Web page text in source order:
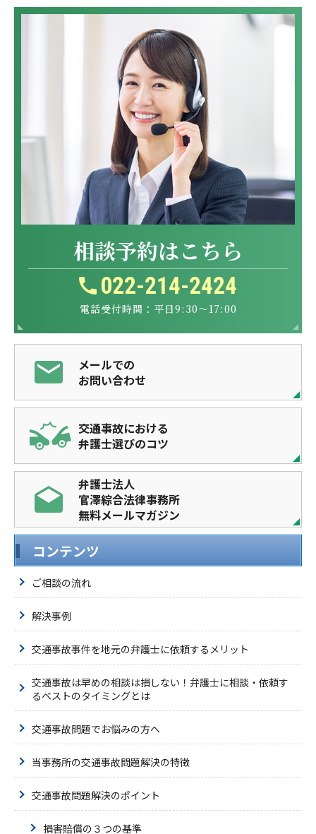
相談予約はこちら
022-214-2424
電話受付時間：平日9:30～17:00
メールでの
お問い合わせ
交通事故における
弁護士選びのコツ
弁護士法人
官澤綜合法律事務所
無料メールマガジン
コンテンツ
ご相談の流れ
解決事例
交通事故事件を地元の弁護士に依頼するメリット
交通事故は早めの相談は損しない！弁護士に相談・依頼す
るベストのタイミングとは
交通事故問題でお悩みの方へ
当事務所の交通事故問題解決の特徴
交通事故問題解決のポイント
損害賠償の３つの基準